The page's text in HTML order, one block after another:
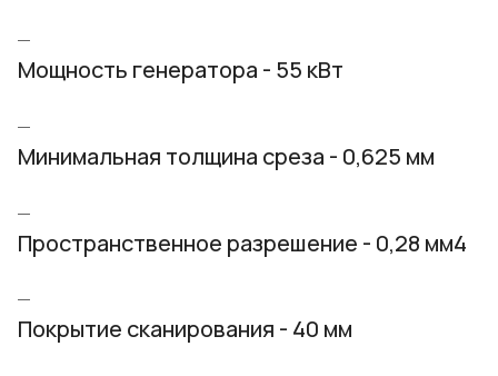
Мощность генератора - 55 кВт
Минимальная толщина среза - 0,625 мм
Пространственное разрешение - 0,28 мм4
Покрытие сканирования - 40 мм